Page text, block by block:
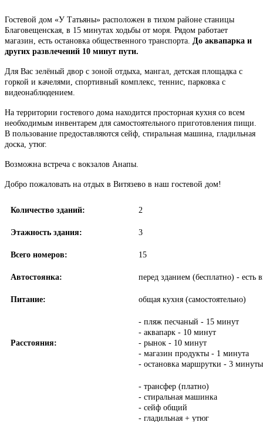
Гостевой дом «У Татьяны» расположен в тихом районе станицы
Благовещенская, в 15 минутах ходьбы от моря. Рядом работает
магазин, есть остановка общественного транспорта. До аквапарка и
других развлечений 10 минут пути.
Для Вас зелёный двор с зоной отдыха, мангал, детская площадка с
горкой и качелями, спортивный комплекс, теннис, парковка с
видеонаблюдением.
На территории гостевого дома находится просторная кухня со всем
необходимым инвентарем для самостоятельного приготовления пищи.
В пользование предоставляются сейф, стиральная машина, гладильная
доска, утюг.
Возможна встреча с вокзалов Анапы.
Добро пожаловать на отдых в Витязево в наш гостевой дом!
Количество зданий: 2
Этажность здания: 3
Всего номеров: 15
Автостоянка: перед зданием (бесплатно) - есть
Питание: общая кухня (самостоятельно)
Расстояния:
- пляж песчаный - 15 минут
- аквапарк - 10 минут
- рынок - 10 минут
- магазин продукты - 1 минута
- остановка маршрутки - 3 минуты
- трансфер (платно)
- стиральная машинка
- сейф общий
- гладильная + утюг